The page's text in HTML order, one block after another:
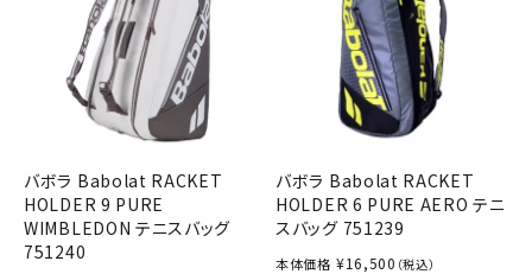
バボラ Babolat RACKET
HOLDER 9 PURE
WIMBLEDON テニスバッグ
751240
バボラ Babolat RACKET
HOLDER 6 PURE AERO テニ
スバッグ 751239
本体価格 ¥16,500 （税込）